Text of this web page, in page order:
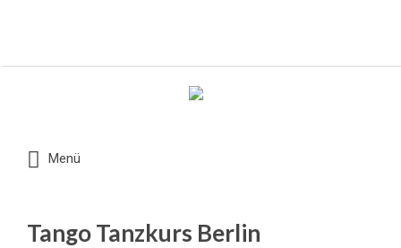
Suchen nach:
Menü
Tango Tanzkurs Berlin